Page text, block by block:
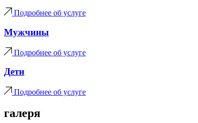
Подробнее об услуге
Мужчины
Подробнее об услуге
Дети
Подробнее об услуге
галеря